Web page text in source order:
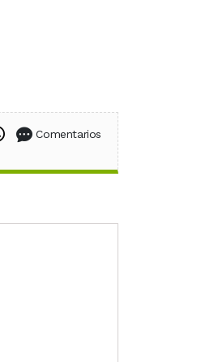
en Facebook
en X (Twitter)
Compartir en WhatsApp
Comentarios